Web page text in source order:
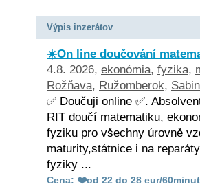
Výpis inzerátov
☀️On line doučování
4.8. 2026, ekonómia, fyzika,
Rožňava, Ružomberok,
✅ Doučuji online ✅.
RIT doučí matematiku,
fyziku pro všechny úrovně
maturity,státnice i na
fyziky ...
Cena: ❤️od 22 do 28 eur/